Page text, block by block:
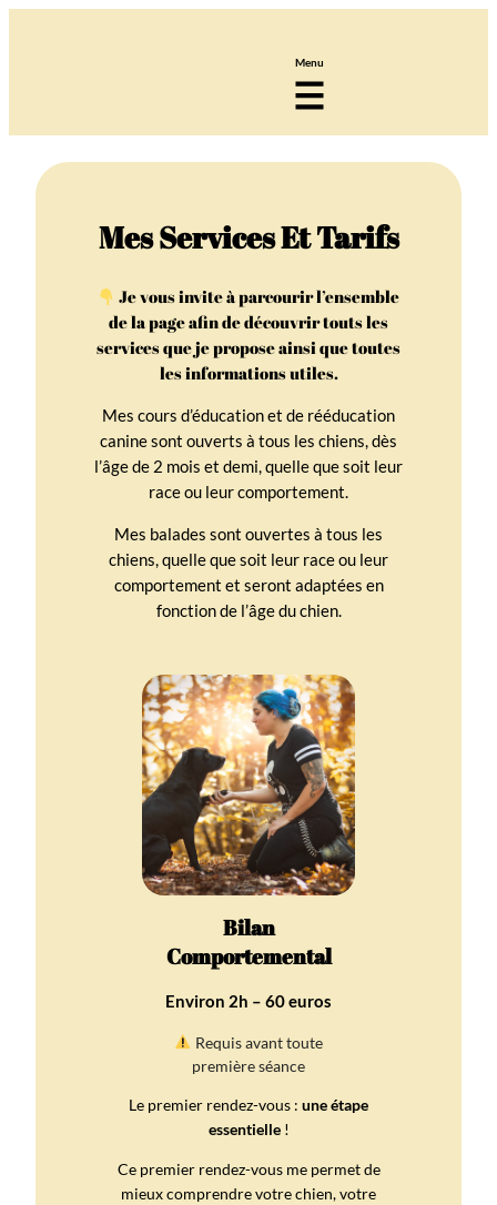
Mes Services Et Tarifs
Je vous invite à parcourir l’ensemble
de la page afin de découvrir touts les
services que je propose ainsi que toutes
les informations utiles.
Mes cours d’éducation et de rééducation
canine sont ouverts à tous les chiens, dès
l’âge de 2 mois et demi, quelle que soit leur
race ou leur comportement.
Mes balades sont ouvertes à tous les
chiens, quelle que soit leur race ou leur
comportement et seront adaptées en
fonction de l’âge du chien.
Bilan
Comportemental
Environ 2h – 60 euros
Requis avant toute
première séance
Le premier rendez-vous : une étape
essentielle!
Ce premier rendez-vous me permet de
mieux comprendre votre chien, votre